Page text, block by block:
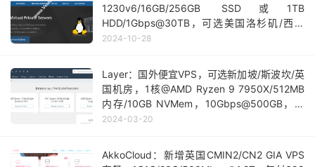
1230v6/16GB/256GB SSD或1TB
HDD/1Gbps@30TB，可选美国洛杉矶/西班
牙/荷兰/英国等7个机房
2024-10-28
Layer：国外便宜VPS，可选新加坡/斯波坎/英
国机房，1核@AMD Ryzen 9 7950X/512MB
内存/10GB NVMem，10Gbps@500GB，年
付$15起
2024-03-20
AkkoCloud：新增英国CMIN2/CN2 GIA VPS